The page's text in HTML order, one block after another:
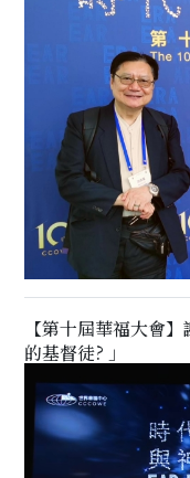
【第十屆華福大會
的基督徒? 」